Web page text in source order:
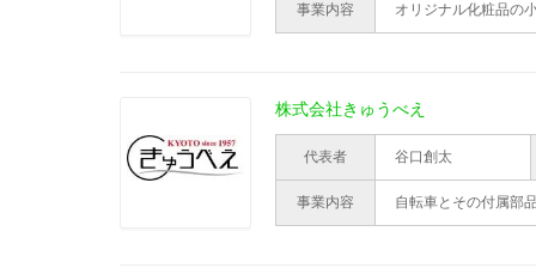
事業内容 オリジナル化粧品の
株式会社きゅうべえ
代表者 谷口創太
事業内容 自転車とその付属部